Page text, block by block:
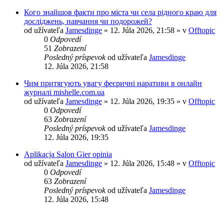
Кого знайшов факти про міста чи села рідного краю для
досліджень, навчання чи подорожей?
od užívateľa Jamesdinge » 12. Júla 2026, 21:58 » v Offtopic
0 Odpovedí
51 Zobrazení
Posledný príspevokod užívateľa Jamesdinge
12. Júla 2026, 21:58
Чим притягують увагу феєричні наративи в онлайн
журналі mishelle.com.ua
od užívateľa Jamesdinge » 12. Júla 2026, 19:35 » v Offtopic
0 Odpovedí
63 Zobrazení
Posledný príspevokod užívateľa Jamesdinge
12. Júla 2026, 19:35
Aplikacja Salon Gier opinia
od užívateľa Jamesdinge » 12. Júla 2026, 15:48 » v Offtopic
0 Odpovedí
63 Zobrazení
Posledný príspevokod užívateľa Jamesdinge
12. Júla 2026, 15:48